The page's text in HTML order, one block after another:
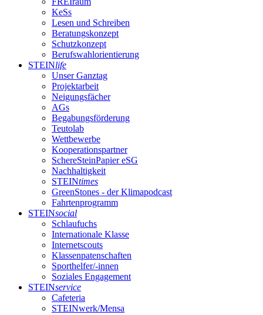
KeSs
Lesen und Schreiben
Beratungskonzept
Schutzkonzept
Berufswahlorientierung
STEINlife
Unser Ganztag
Projektarbeit
Neigungsfächer
AGs
Begabungsförderung
Teutolab
Wettbewerbe
Kooperationspartner
SchereSteinPapier eSG
Nachhaltigkeit
STEINtimes
GreenStones - der Klimapodcast
Fahrtenprogramm
STEINsocial
Schlaufuchs
Internationale Klasse
Internetscouts
Klassenpatenschaften
Sporthelfer/-innen
Soziales Engagement
STEINservice
Cafeteria
STEINwerk/Mensa